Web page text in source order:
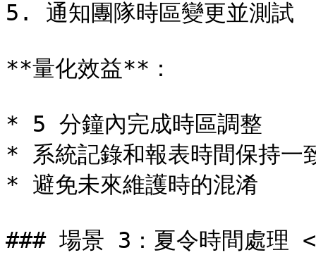
5. 通知團隊時區變更並測試
**量化效益**：
* 5 分鐘內完成時區調整
* 系統記錄和報表時間保持一
* 避免未來維護時的混淆
### 場景 3：夏令時間處